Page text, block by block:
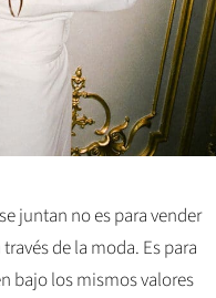
se juntan no es para vender
de la moda. Es para
bajo los mismos valores